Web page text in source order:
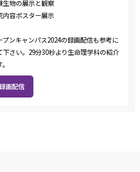
生物の展示と観察
内容ポスター展示
プンキャンパス2024の録画配信も参考に
下さい。29分30秒より生命理学科の紹介
画配信